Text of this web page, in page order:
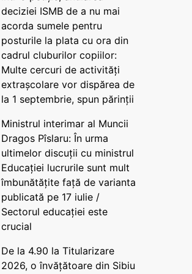
deciziei ISMB de a nu mai
acorda sumele pentru
posturile la plata cu ora din
cadrul cluburilor copiilor:
Multe cercuri de activități
extrașcolare vor dispărea de
la 1 septembrie, spun părinții
Ministrul interimar al Muncii
Dragos Pîslaru: În urma
ultimelor discuții cu ministrul
Educației lucrurile sunt mult
îmbunătățite față de varianta
publicată pe 17 iulie /
Sectorul educației este
crucial
De la 4.90 la Titularizare
2026, o învățătoare din Sibiu